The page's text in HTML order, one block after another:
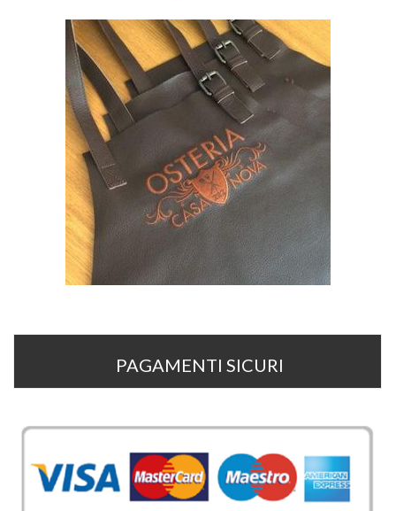
PAGAMENTI SICURI